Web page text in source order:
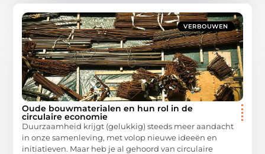
VERBOUWEN
Oude bouwmaterialen en hun rol in de
circulaire economie
Duurzaamheid krijgt (gelukkig) steeds meer aandacht
in onze samenleving, met volop nieuwe ideeën en
initiatieven. Maar heb je al gehoord van circulaire